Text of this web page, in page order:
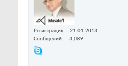
Регистрация
21.01.2013
Сообщений
3,089